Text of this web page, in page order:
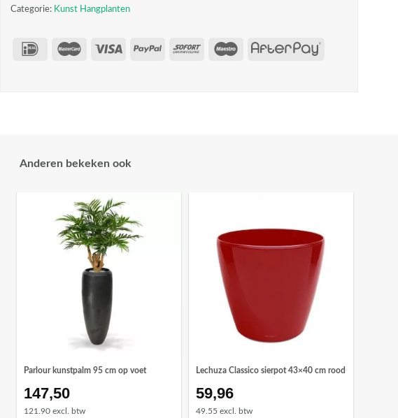
Categorie: Kunst Hangplanten
Anderen bekeken ook
Parlour kunstpalm 95 cm op voet
147,50
121.90 excl. btw
Lechuza Classico sierpot 43×40 cm rood
59,96
49.55 excl. btw